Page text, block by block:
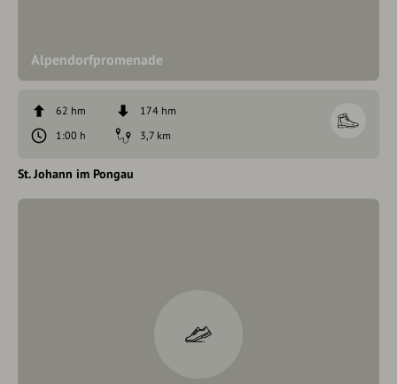
Alpendorfpromenade
62 hm
174 hm
1:00 h
3,7 km
St. Johann im Pongau